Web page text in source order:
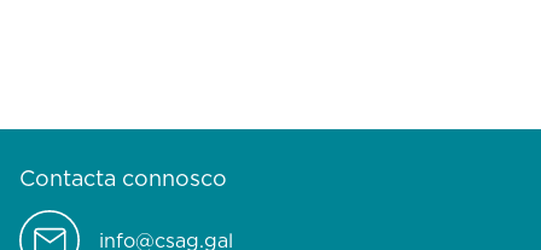
Contacta connosco
info@csag.gal